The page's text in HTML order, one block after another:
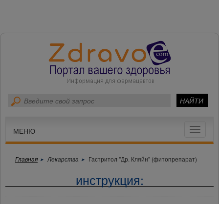
Toggle
МЕНЮ
Главная Лекарства Гастритол "Др. Кляйн" (фитопрепарат)
инструкция: